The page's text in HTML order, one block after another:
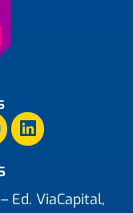
Ed. ViaCapital,